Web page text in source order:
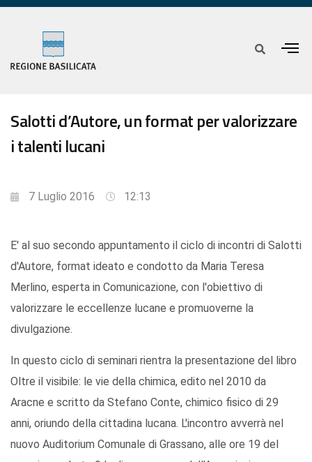
Salotti d’Autore, un format per valorizzare
i talenti lucani
7 Luglio 2016 12:13
E' al suo secondo appuntamento il ciclo di incontri di Salotti
d'Autore, format ideato e condotto da Maria Teresa
Merlino, esperta in Comunicazione, con l'obiettivo di
valorizzare le eccellenze lucane e promuoverne la
divulgazione.
In questo ciclo di seminari rientra la presentazione del libro
Oltre il visibile: le vie della chimica, edito nel 2010 da
Aracne e scritto da Stefano Conte, chimico ﬁsico di 29
anni, oriundo della cittadina lucana. L'incontro avverrà nel
nuovo Auditorium Comunale di Grassano, alle ore 19 del